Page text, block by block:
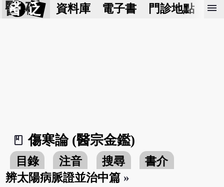
醫 砭 資料庫 電子書 門診地點 預
menu
book_2
傷寒論 (醫宗金鑑)
目錄 注音 搜尋
書介
辨太陽病脈證並治中篇 »